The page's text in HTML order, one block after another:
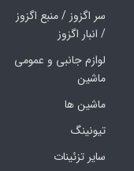
سر اگزوز / منبع اگزوز
/ انبار اگزوز
لوازم جانبی و عمومی
ماشین
ماشین ها
تیونینگ
سایر تزئینات